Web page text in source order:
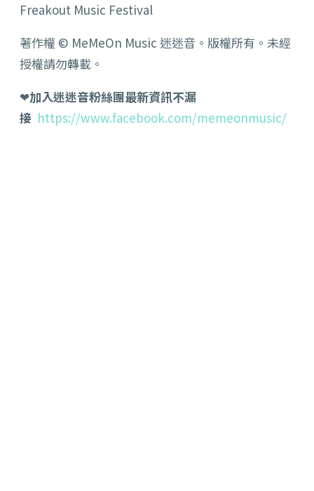
Freakout Music Festival
著作權 © MeMeOn Music 迷迷音。版權所有。未經
授權請勿轉載。
❤加入迷迷音粉絲團最新資訊不漏
接 https://www.facebook.com/memeonmusic/